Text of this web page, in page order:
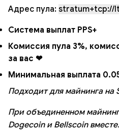
Адрес пула: stratum+tcp://
Система выплат PPS+
Комиссия пула 3%,
за вас ❤
Минимальная выплата
Подходит для майнинга
При объединенном
Dogecoin и Bellscoin